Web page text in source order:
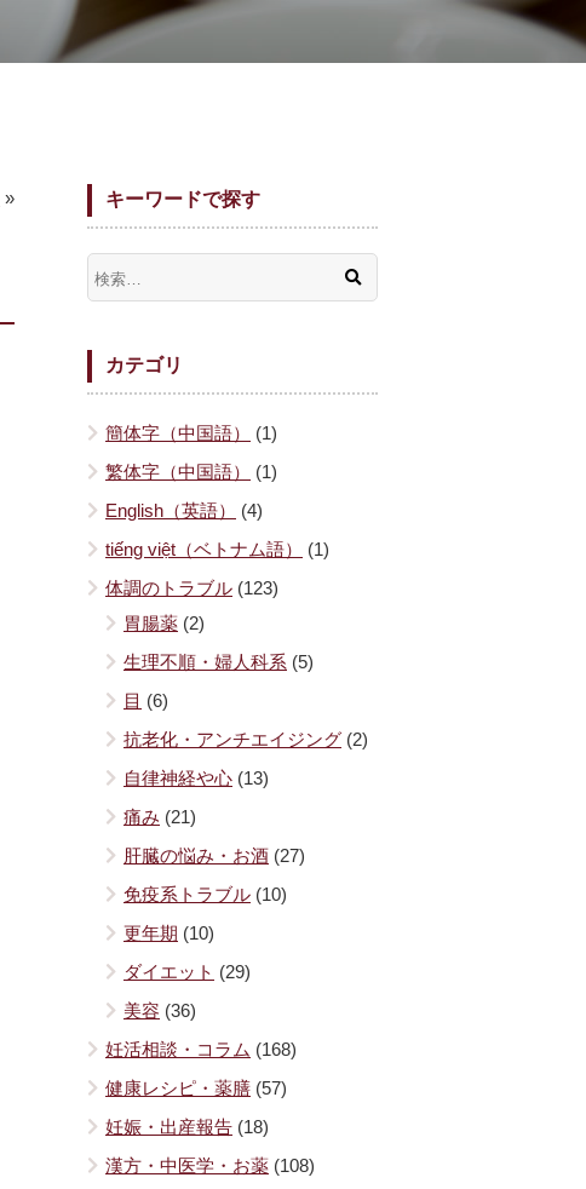
» キーワードで探す
カテゴリ
簡体字（中国語）
(1)
繁体字（中国語）
(1)
English（英語）
(4)
tiếng việt（ベトナム語）
(1)
体調のトラブル (123)
胃腸薬 (2)
生理不順・婦人科系 (5)
目 (6)
抗老化・アンチエイジング (2)
自律神経や心 (13)
痛み (21)
肝臓の悩み・お酒 (27)
免疫系トラブル (10)
更年期 (10)
ダイエット (29)
美容 (36)
妊活相談・コラム (168)
健康レシピ・薬膳 (57)
妊娠・出産報告 (18)
漢方・中医学・お薬 (108)